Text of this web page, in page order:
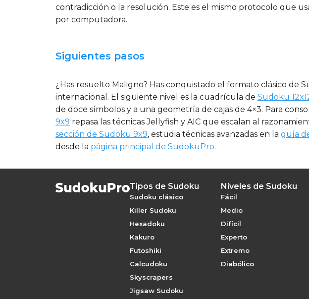
contradicción o la resolución. Este es el mismo protocolo que
por computadora.
Siguientes pasos
¿Has resuelto Maligno? Has conquistado el formato clásico
internacional. El siguiente nivel es la cuadrícula de Sudoku
de doce símbolos y a una geometría de cajas de 4×3. Para
9x9 repasa las técnicas Jellyfish y AIC que escalan al
sección de Sudoku 9x9, estudia técnicas avanzadas en la guía
desde la página principal de SudokuPro.
Tipos de Sudoku
Sudoku clásico
Killer Sudoku
Hexadoku
Kakuro
Futoshiki
Calcudoku
Skyscrapers
Jigsaw Sudoku
Niveles de Sudoku
Fácil
Medio
Difícil
Experto
Extremo
Diabólico